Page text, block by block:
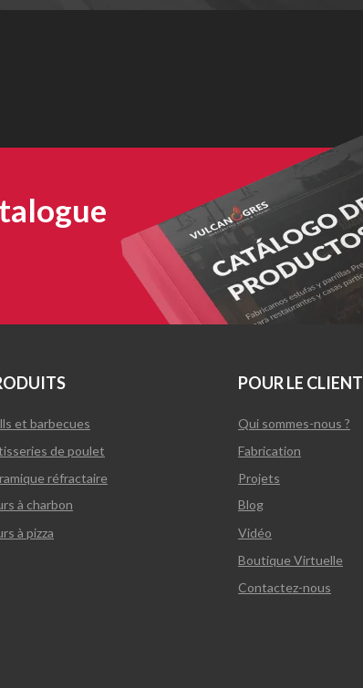
et barbecues
de poulet
réfractaire
à charbon
à pizza
Qui sommes-nous ?
Fabrication
Projets
Blog
POUR LE CLIENT
Vidéo
Boutique Virtuelle
Contactez-nous